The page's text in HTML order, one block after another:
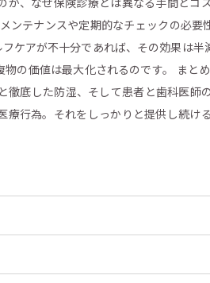
テナンスや定期的なチェックの必要
ケアが不十分であれば、その効果は
の価値は最大化されるのです。 まと
底した防湿、そして患者と歯科医師
行為。それをしっかりと提供し続け